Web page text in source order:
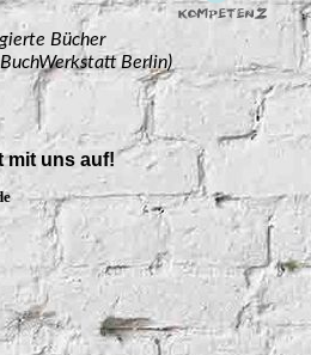
Bücher
Berlin)
mit uns auf!